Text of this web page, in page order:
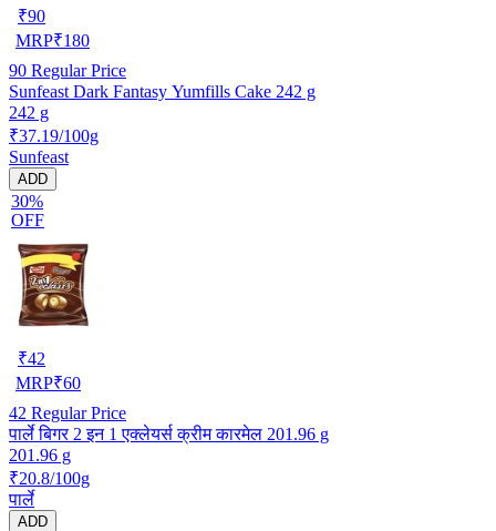
₹90
MRP₹180
90 Regular Price
Sunfeast Dark Fantasy Yumfills Cake 242 g
242 g
₹37.19/100g
Sunfeast
ADD
30%
OFF
₹42
MRP₹60
42 Regular Price
पार्ले बिगर 2 इन 1 एक्लेयर्स क्रीम कारमेल 201.96 g
201.96 g
₹20.8/100g
पार्ले
ADD